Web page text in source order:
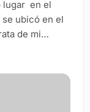
lugar en el
se ubicó en el
de mi…